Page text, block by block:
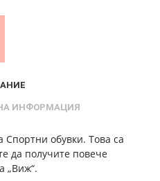
ИНФОРМАЦИЯ
Спортни обувки. Това са
да получите повече
„Виж“.